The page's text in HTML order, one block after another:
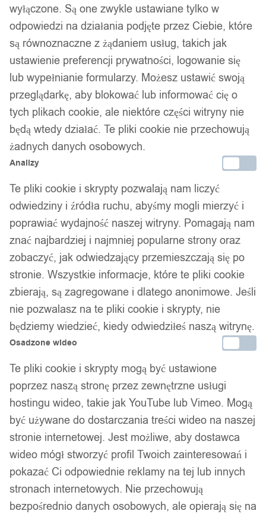
wyłączone. Są one zwykle ustawiane tylko w
odpowiedzi na działania podjęte przez Ciebie, które
są równoznaczne z żądaniem usług, takich jak
ustawienie preferencji prywatności, logowanie się
lub wypełnianie formularzy. Możesz ustawić swoją
przeglądarkę, aby blokować lub informować cię o
tych plikach cookie, ale niektóre części witryny nie
będą wtedy działać. Te pliki cookie nie przechowują
żadnych danych osobowych.
Analizy
Te pliki cookie i skrypty pozwalają nam liczyć
odwiedziny i źródła ruchu, abyśmy mogli mierzyć i
poprawiać wydajność naszej witryny. Pomagają nam
znać najbardziej i najmniej popularne strony oraz
zobaczyć, jak odwiedzający przemieszczają się po
stronie. Wszystkie informacje, które te pliki cookie
zbierają, są zagregowane i dlatego anonimowe. Jeśli
nie pozwalasz na te pliki cookie i skrypty, nie
będziemy wiedzieć, kiedy odwiedziłeś naszą witrynę.
Osadzone wideo
Te pliki cookie i skrypty mogą być ustawione
poprzez naszą stronę przez zewnętrzne usługi
hostingu wideo, takie jak YouTube lub Vimeo. Mogą
być używane do dostarczania treści wideo na naszej
stronie internetowej. Jest możliwe, aby dostawca
wideo mógł stworzyć profil Twoich zainteresowań i
pokazać Ci odpowiednie reklamy na tej lub innych
stronach internetowych. Nie przechowują
bezpośrednio danych osobowych, ale opierają się na